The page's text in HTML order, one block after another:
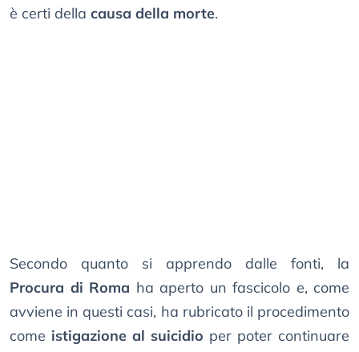
è certi della causa della morte.
Secondo quanto si apprendo dalle fonti, la
Procura di Roma ha aperto un fascicolo e, come
avviene in questi casi, ha rubricato il procedimento
come istigazione al suicidio per poter continuare